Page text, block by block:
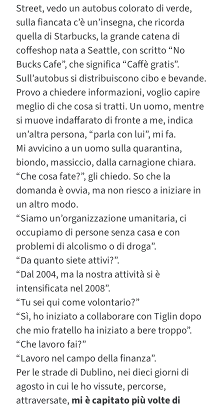
Street, vedo un autobus colorato di verde,
sulla fiancata c’è un’insegna, che ricorda
quella di Starbucks, la grande catena di
coffeshop nata a Seattle, con scritto “No
Bucks Cafe”, che significa “Caffè gratis”.
Sull’autobus si distribuiscono cibo e bevande.
Provo a chiedere informazioni, voglio capire
meglio di che cosa si tratti. Un uomo, mentre
si muove indaffarato di fronte a me, indica
un’altra persona, “parla con lui”, mi fa.
Mi avvicino a un uomo sulla quarantina,
biondo, massiccio, dalla carnagione chiara.
“Che cosa fate?”, gli chiedo. So che la
domanda è ovvia, ma non riesco a iniziare in
un altro modo.
“Siamo un’organizzazione umanitaria, ci
occupiamo di persone senza casa e con
problemi di alcolismo o di droga”.
“Da quanto siete attivi?”.
“Dal 2004, ma la nostra attività si è
intensificata nel 2008”.
“Tu sei qui come volontario?”
“Sì, ho iniziato a collaborare con Tiglin dopo
che mio fratello ha iniziato a bere troppo”.
“Che lavoro fai?”
“Lavoro nel campo della finanza”.
Per le strade di Dublino, nei dieci giorni di
agosto in cui le ho vissute, percorse,
attraversate, mi è capitato più volte di